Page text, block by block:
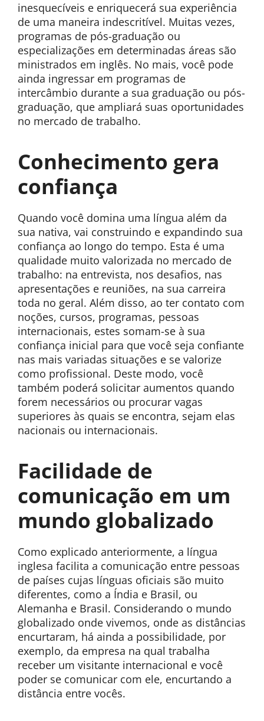
inesquecíveis e enriquecerá sua experiência
de uma maneira indescritível. Muitas vezes,
programas de pós-graduação ou
especializações em determinadas áreas são
ministrados em inglês. No mais, você pode
ainda ingressar em programas de
intercâmbio durante a sua graduação ou pós-
graduação, que ampliará suas oportunidades
no mercado de trabalho.
Conhecimento gera
confiança
Quando você domina uma língua além da
sua nativa, vai construindo e expandindo sua
confiança ao longo do tempo. Esta é uma
qualidade muito valorizada no mercado de
trabalho: na entrevista, nos desafios, nas
apresentações e reuniões, na sua carreira
toda no geral. Além disso, ao ter contato com
noções, cursos, programas, pessoas
internacionais, estes somam-se à sua
confiança inicial para que você seja confiante
nas mais variadas situações e se valorize
como profissional. Deste modo, você
também poderá solicitar aumentos quando
forem necessários ou procurar vagas
superiores às quais se encontra, sejam elas
nacionais ou internacionais.
Facilidade de
comunicação em um
mundo globalizado
Como explicado anteriormente, a língua
inglesa facilita a comunicação entre pessoas
de países cujas línguas oficiais são muito
diferentes, como a Índia e Brasil, ou
Alemanha e Brasil. Considerando o mundo
globalizado onde vivemos, onde as distâncias
encurtaram, há ainda a possibilidade, por
exemplo, da empresa na qual trabalha
receber um visitante internacional e você
poder se comunicar com ele, encurtando a
distância entre vocês.